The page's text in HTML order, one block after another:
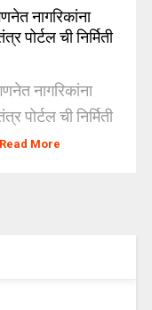
नागरिकांना
ची निर्मिती
नागरिकांना
ची निर्मिती
Read More